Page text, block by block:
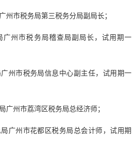
州市税务局第三税务分局副局长；
广州市税务局稽查局副局长，试用期一
州市税务局信息中心副主任，试用期一
广州市荔湾区税务局总经济师；
广州市花都区税务局总会计师，试用期